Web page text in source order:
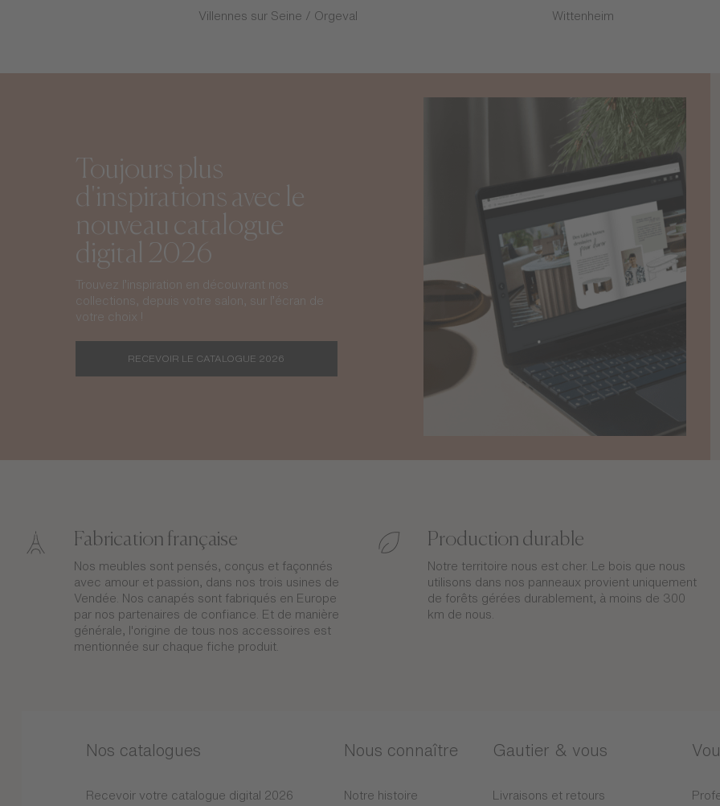
Villennes sur Seine / Orgeval Wittenheim
Toujours plus
d'inspirations avec le
nouveau catalogue
digital 2026
Trouvez l’inspiration en découvrant nos
collections, depuis votre salon, sur l’écran de
votre choix !
RECEVOIR LE CATALOGUE 2026
Fabrication française
Nos meubles sont pensés, conçus et façonnés
avec amour et passion, dans nos trois usines de
Vendée. Nos canapés sont fabriqués en Europe
par nos partenaires de confiance. Et de manière
générale, l'origine de tous nos accessoires est
mentionnée sur chaque fiche produit.
Production durable
Notre territoire nous est cher. Le bois que nous
utilisons dans nos panneaux provient uniquement
de forêts gérées durablement, à moins de 300
km de nous.
Nos catalogues
Recevoir votre catalogue digital 2026
Nous connaître
Notre histoire
Gautier & vous
Livraisons et retours